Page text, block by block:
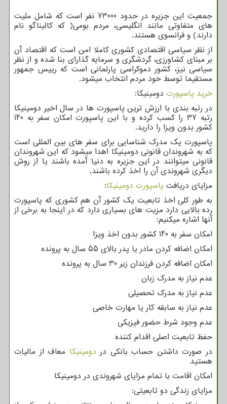
جمعیت این جزیره در حدود 73000 نفر است که شامل ملیت
های متفاوتی مانند انگلیسی، مردم بومی( که کالیناگو نام
دارند) و فرانسوی هستند.
از نظر سیاسی اقتصادی کشوری کاملا امن است که اقتصاد آن
بر مبنای کشاورزی، گردشگری و سرمایه گذارای بنا شده و از نظر
سیاسی نیز، کشور دموکراسی پارلمانی است که رییس جمهور
مستقیما توسط خود مردم انتخاب میشود.
خرید پاسپورت دومینیکا:
در رتبه بندی با ارزش ترین پاسپورت ها در سال اخیر دومینیکا
رتبه 37 را کسب کرده و با این پاسپورت امکان سفر به 140
کشور بدون ویزا را دارید.
پاسپورت یک مدرک شناسایی برای سفر های بین المللی است
که به شهروندان قانونی دومینیکا اهدا میشود که این شهروندان
قانونی میتوانند در این جزیره به دنیا آمده باشند یا از روش
دیگری شهروندی آن را اخذ کرده باشند.
مزایای دریافت پاسپورت دومینیکا:
به طور کلی اخذ تابعیت یک کشور آن هم کشوری که پاسپورت
رده بالایی دارد مزیت های بسیاری دارد که در اینجا به برخی از
آنها اشاره میکنیم:
امکان سفر به 140 کشور بدون اخذ ویزا
امکان اضافه کردن مادر یا پدر بالای 55 سال به پرونده
امکان اضافه کردن فرزندان زیر 30 سال به پرونده
عدم نیاز به مدرک زبان
عدم نیاز به مدرک تحصیلی
عدم نیاز به سابقه کار یا مهارت خاصی
عدم وجود شرط حضور فیزیکی
حفظ تابعیت اصلی اقدام کننده
در صورت داشتن حساب بانکی در دومینیکا معاف از مالیات
هستید
امکان اقامت با تمام مزایای شهروندی در دومینیکا
مزایای زندگی دو تابعیتی: